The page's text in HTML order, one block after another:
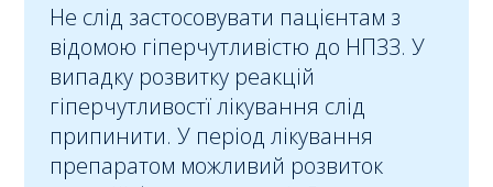
Не слід застосовувати пацієнтам з
відомою гіперчутливістю до НПЗЗ. У
випадку розвитку реакцій
гіперчутливостї лікування слід
припинити. У період лікування
препаратом можливий розвиток